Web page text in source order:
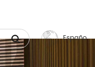
Español